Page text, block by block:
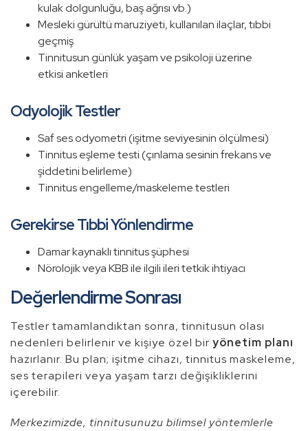
kulak dolgunluğu, baş ağrısı vb.)
Mesleki gürültü maruziyeti, kullanılan ilaçlar, tıbbi
geçmiş
Tinnitusun günlük yaşam ve psikoloji üzerine
etkisi anketleri
Odyolojik Testler
Saf ses odyometri (işitme seviyesinin ölçülmesi)
Tinnitus eşleme testi (çınlama sesinin frekans ve
şiddetini belirleme)
Tinnitus engelleme/maskeleme testleri
Gerekirse Tıbbi Yönlendirme
Damar kaynaklı tinnitus şüphesi
Nörolojik veya KBB ile ilgili ileri tetkik ihtiyacı
Değerlendirme Sonrası
Testler tamamlandıktan sonra, tinnitusun olası
nedenleri belirlenir ve kişiye özel bir yönetim planı
hazırlanır. Bu plan; işitme cihazı, tinnitus maskeleme,
ses terapileri veya yaşam tarzı değişikliklerini
içerebilir.
Merkezimizde, tinnitusunuzu bilimsel yöntemlerle